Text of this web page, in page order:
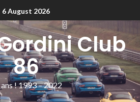
6 August 2026
Club
86
! 1993 – 2022